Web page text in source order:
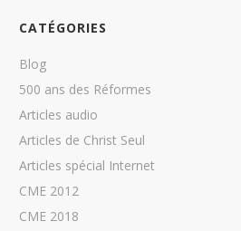
CATÉGORIES
Blog
500 ans des Réformes
Articles audio
Articles de Christ Seul
Articles spécial Internet
CME 2012
CME 2018